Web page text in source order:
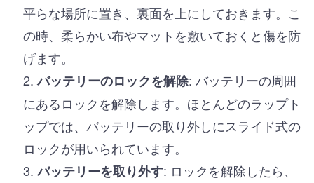
平らな場所に置き、裏面を上にしておきます。こ
の時、柔らかい布やマットを敷いておくと傷を防
げます。
バッテリーのロックを解除: バッテリーの周囲
にあるロックを解除します。ほとんどのラップト
ップでは、バッテリーの取り外しにスライド式の
ロックが用いられています。
バッテリーを取り外す: ロックを解除したら、